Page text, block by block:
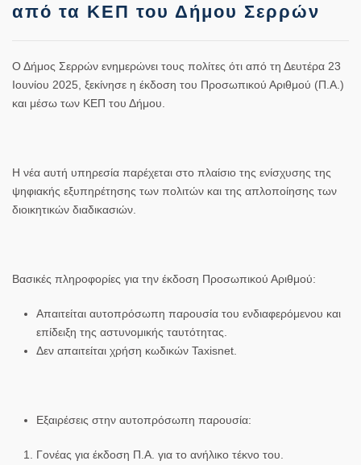
από τα ΚΕΠ του Δήμου Σερρών
Ο Δήμος Σερρών ενημερώνει τους πολίτες ότι από τη Δευτέρα 23
Ιουνίου 2025, ξεκίνησε η έκδοση του Προσωπικού Αριθμού (Π.Α.)
και μέσω των ΚΕΠ του Δήμου.
Η νέα αυτή υπηρεσία παρέχεται στο πλαίσιο της ενίσχυσης της
ψηφιακής εξυπηρέτησης των πολιτών και της απλοποίησης των
διοικητικών διαδικασιών.
Βασικές πληροφορίες για την έκδοση Προσωπικού Αριθμού:
Απαιτείται αυτοπρόσωπη παρουσία του ενδιαφερόμενου και
επίδειξη της αστυνομικής ταυτότητας.
Δεν απαιτείται χρήση κωδικών Taxisnet.
Εξαιρέσεις στην αυτοπρόσωπη παρουσία:
Γονέας για έκδοση Π.Α. για το ανήλικο τέκνο του.